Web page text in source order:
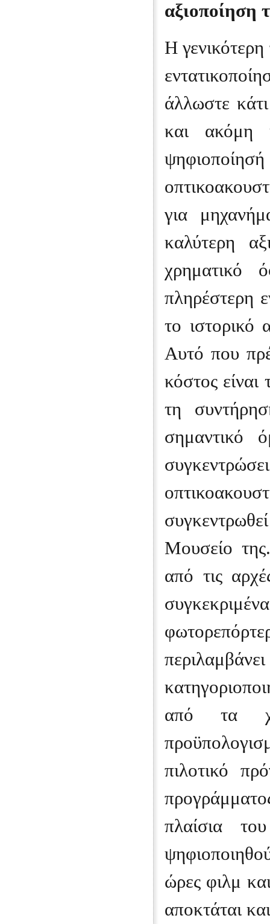
αξιοποίηση
Η
άλλωστε
και ακόμη
για
καλύτερη
χρηματικό
πληρέστερη
το ιστορικό
Αυτό που
κόστος είναι
τη
σημαντικό
Μουσείο
από τις
από τα
πιλοτικό
πλαίσια
ώρες φιλμ
αποκτάται